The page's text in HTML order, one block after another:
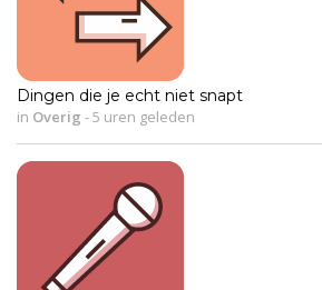
Dingen die je echt niet snapt
in Overig -5 uren geleden